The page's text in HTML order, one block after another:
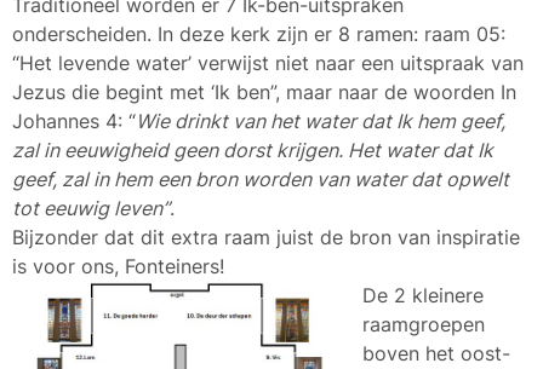
Traditioneel worden er 7 Ik-ben-uitspraken
onderscheiden. In deze kerk zijn er 8 ramen: raam 05:
“Het levende water’ verwijst niet naar een uitspraak van
Jezus die begint met ‘Ik ben”, maar naar de woorden In
Johannes 4: “Wie drinkt van het water dat Ik hem geef,
zal in eeuwigheid geen dorst krijgen. Het water dat Ik
geef, zal in hem een bron worden van water dat opwelt
tot eeuwig leven”.
Bijzonder dat dit extra raam juist de bron van inspiratie
is voor ons, Fonteiners!
De 2 kleinere
raamgroepen
boven het oost-